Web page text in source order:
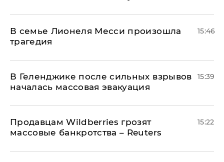
В семье Лионеля Месси произошла
трагедия
15:46
В Геленджике после сильных взрывов
началась массовая эвакуация
15:39
Продавцам Wildberries грозят
массовые банкротства – Reuters
15:22